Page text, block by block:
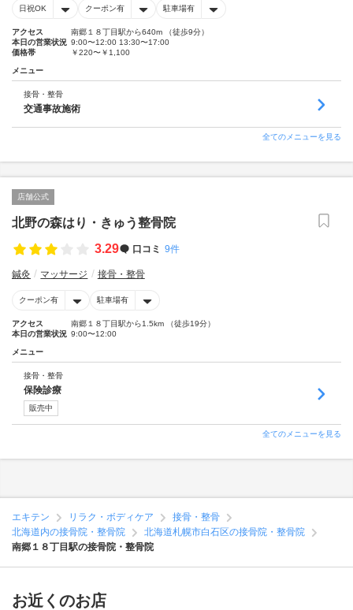
日祝OK クーポン有 駐車場有
アクセス
南郷１８丁目駅から640m （徒歩9分）
本日の営業状況 9:00〜12:00 13:30〜17:00
価格帯
￥220〜￥1,100
メニュー
接骨・整骨
交通事故施術
全てのメニューを見る
店舗公式
北野の森はり・きゅう整骨院
3.29
口コミ 9件
鍼灸 マッサージ 接骨・整骨
クーポン有 駐車場有
アクセス
南郷１８丁目駅から1.5km （徒歩19分）
本日の営業状況 9:00〜12:00
メニュー
接骨・整骨
保険診療
販売中
全てのメニューを見る
エキテン リラク・ボディケア
接骨・整骨
北海道内の接骨院・整骨院
北海道札幌市白石区の接骨院・整骨院
南郷１８丁目駅の接骨院・整骨院
お近くのお店